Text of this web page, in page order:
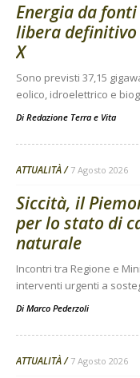
Energia da
libera definitivo
X
Sono previsti 37,15
eolico, idroelettrico e
Di Redazione Terra e Vita
ATTUALITÀ 7 Agosto 2026
Siccità, il
per lo stato di
naturale
Incontri tra Regione e
interventi urgenti a
Di Marco Pederzoli
ATTUALITÀ 7 Agosto 2026